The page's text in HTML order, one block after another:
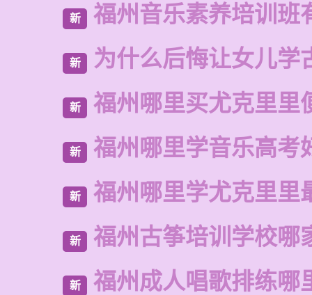
新 福州音乐素养培训班
新 为什么后悔让女儿学
新 福州哪里买尤克里里
新 福州哪里学音乐高考
新 福州哪里学尤克里里
新 福州古筝培训学校哪
新 福州成人唱歌排练哪